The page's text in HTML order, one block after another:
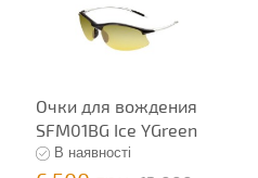
Очки для вождения
SFM01BG Ice YGreen
В наявності